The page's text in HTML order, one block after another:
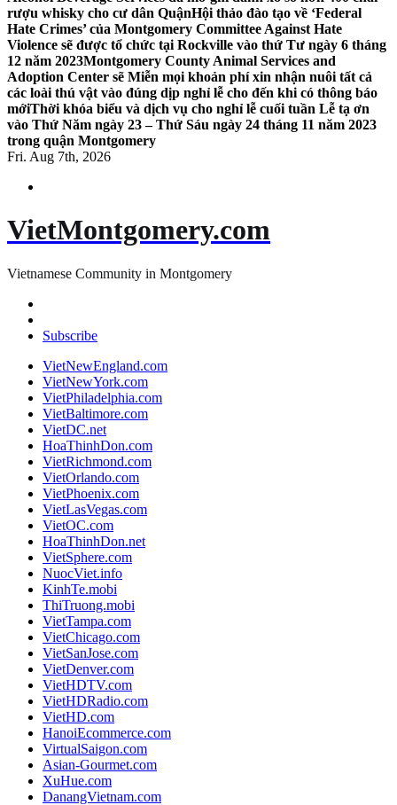
rượu whisky cho cư dân QuậnHội thảo đào tạo về ‘Federal
Hate Crimes’ của Montgomery Committee Against Hate
Violence sẽ được tổ chức tại Rockville vào thứ Tư ngày 6 tháng
12 năm 2023Montgomery County Animal Services and
Adoption Center sẽ Miễn mọi khoản phí xin nhận nuôi tất cả
các loài thú vật vào đúng dịp nghỉ lễ cho đến khi có thông báo
mớiThời khóa biểu và dịch vụ cho nghỉ lễ cuối tuần Lễ tạ ơn
vào Thứ Năm ngày 23 – Thứ Sáu ngày 24 tháng 11 năm 2023
trong quận Montgomery
Fri. Aug 7th, 2026
VietMontgomery.com
Vietnamese Community in Montgomery
Subscribe
VietNewEngland.com
VietNewYork.com
VietPhiladelphia.com
VietBaltimore.com
VietDC.net
HoaThinhDon.com
VietRichmond.com
VietOrlando.com
VietPhoenix.com
VietLasVegas.com
VietOC.com
HoaThinhDon.net
VietSphere.com
NuocViet.info
KinhTe.mobi
ThiTruong.mobi
VietTampa.com
VietChicago.com
VietSanJose.com
VietDenver.com
VietHDTV.com
VietHDRadio.com
VietHD.com
HanoiEcommerce.com
VirtualSaigon.com
Asian-Gourmet.com
XuHue.com
DanangVietnam.com